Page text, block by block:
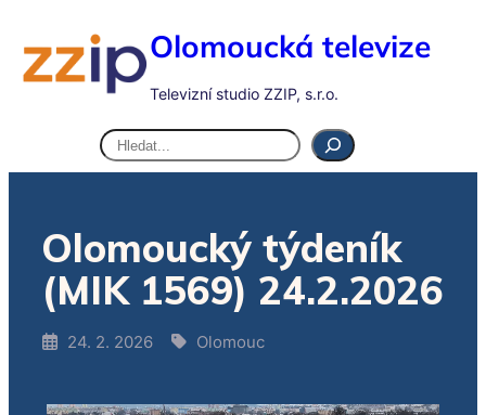
Olomoucká televize
Televizní studio ZZIP, s.r.o.
Hledat
Olomoucký týdeník
(MIK 1569) 24.2.2026
24. 2. 2026 Olomouc